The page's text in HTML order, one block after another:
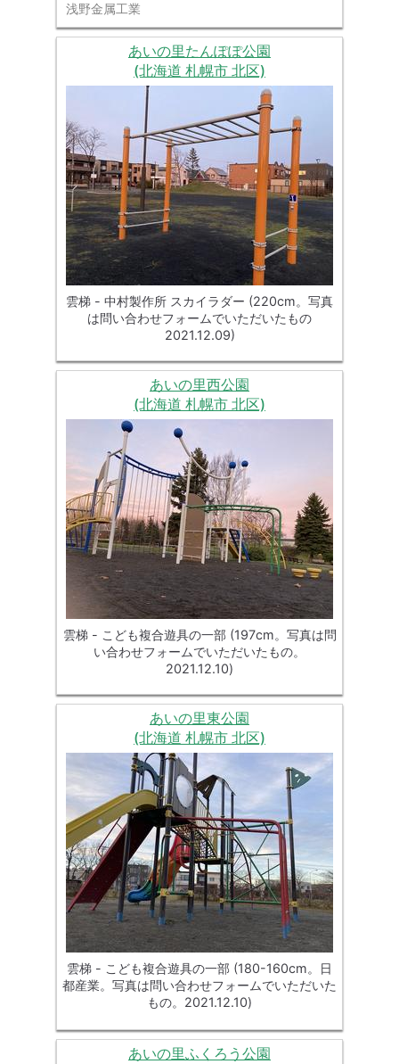
浅野金属工業
あいの里たんぽぽ公園
(北海道 札幌市 北区)
雲梯 - 中村製作所 スカイラダー (220cm。写真
は問い合わせフォームでいただいたもの
2021.12.09)
あいの里西公園
(北海道 札幌市 北区)
雲梯 - こども複合遊具の一部 (197cm。写真は問
い合わせフォームでいただいたもの。
2021.12.10)
あいの里東公園
(北海道 札幌市 北区)
雲梯 - こども複合遊具の一部 (180-160cm。日
都産業。写真は問い合わせフォームでいただいた
もの。2021.12.10)
あいの里ふくろう公園